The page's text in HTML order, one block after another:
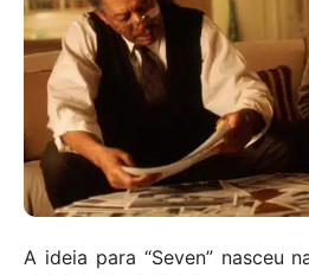
A ideia para “Seven” nasceu